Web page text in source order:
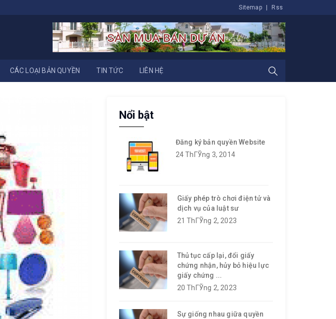
Sitemap Rss
CÁC LOẠI BẢN QUYỀN TIN TỨC LIÊN HỆ
Nổi bật
Đăng ký bản quyền Website
24 ThГЎng 3, 2014
Giấy phép trò chơi điện tử và
dịch vụ của luật sư
21 ThГЎng 2, 2023
Thủ tục cấp lại, đổi giấy
chứng nhận, hủy bỏ hiệu lực
giấy chứng ...
20 ThГЎng 2, 2023
Sự giống nhau giữa quyền